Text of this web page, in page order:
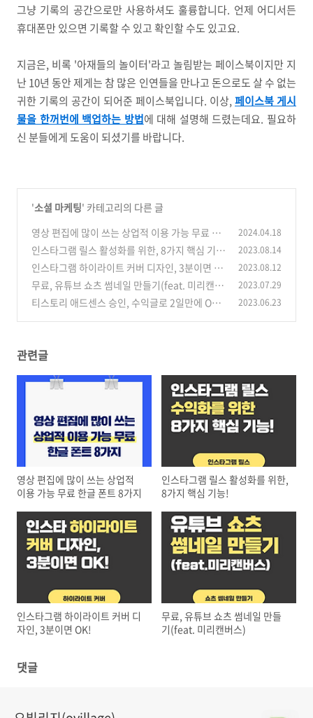
그냥 기록의 공간으로만 사용하셔도 훌륭합니다. 언제 어디서든
휴대폰만 있으면 기록할 수 있고 확인할 수도 있고요.
지금은, 비록 '아재들의 놀이터'라고 놀림받는 페이스북이지만 지
난 10년 동안 제게는 참 많은 인연들을 만나고 돈으로도 살 수 없는
귀한 기록의 공간이 되어준 페이스북입니다. 이상, 페이스북 게시
물을 한꺼번에 백업하는 방법에 대해 설명해 드렸는데요. 필요하
신 분들에게 도움이 되셨기를 바랍니다.
'소셜 마케팅' 카테고리의 다른 글
영상 편집에 많이 쓰는 상업적 이용 가능 무료 한
글 폰트 8가지 (0)
2024.04.18
인스타그램 릴스 활성화를 위한, 8가지 핵심 기
능!
(1)
2023.08.14
인스타그램 하이라이트 커버 디자인, 3분이면 O
K!
(0)
2023.08.12
무료, 유튜브 쇼츠 썸네일 만들기(feat. 미리캔버
스)
(0)
2023.07.29
티스토리 애드센스 승인, 수익글로 2일만에 OK! 2023.06.23
관련글
영상 편집에 많이 쓰는 상업적
이용 가능 무료 한글 폰트 8가지
인스타그램 릴스 활성화를 위한,
8가지 핵심 기능!
인스타그램 하이라이트 커버 디
자인, 3분이면 OK!
무료, 유튜브 쇼츠 썸네일 만들
기(feat. 미리캔버스)
댓글